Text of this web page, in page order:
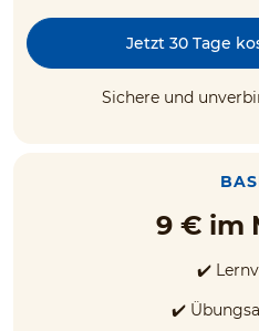
Jetzt 30 Tage
Sichere und
9 € im
✔️
✔️